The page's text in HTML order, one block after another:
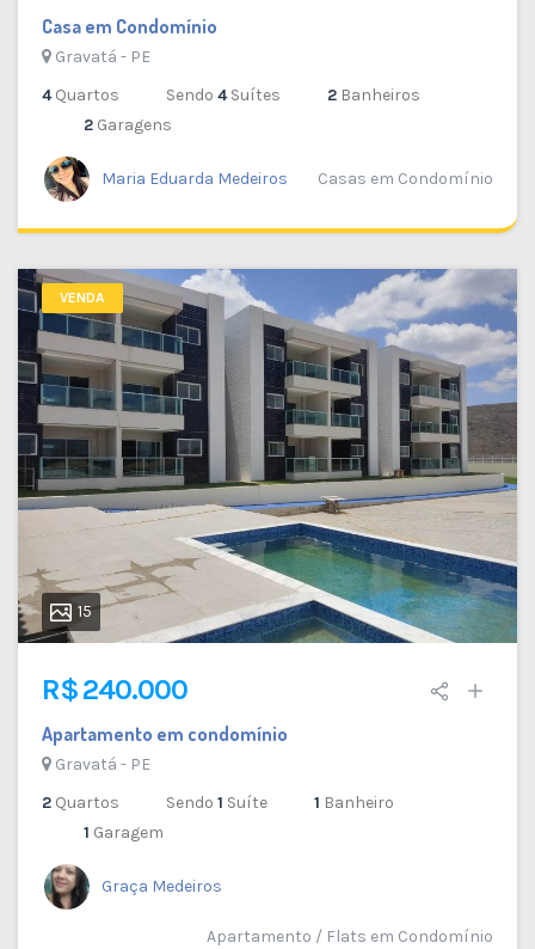
Casa em Condomínio
Gravatá - PE
4Quartos Sendo 4Suítes 2 Banheiros
2 Garagens
Maria Eduarda Medeiros Casas em Condomínio
VENDA
15
R$ 240.000
Apartamento em condomínio
Gravatá - PE
2 Quartos Sendo 1 Suíte 1 Banheiro
1 Garagem
Graça Medeiros
Apartamento / Flats em Condomínio